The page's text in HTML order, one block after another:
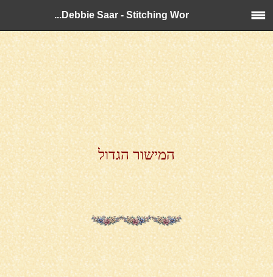
Debbie Saar - Stitching Wor...
המישור הגדול